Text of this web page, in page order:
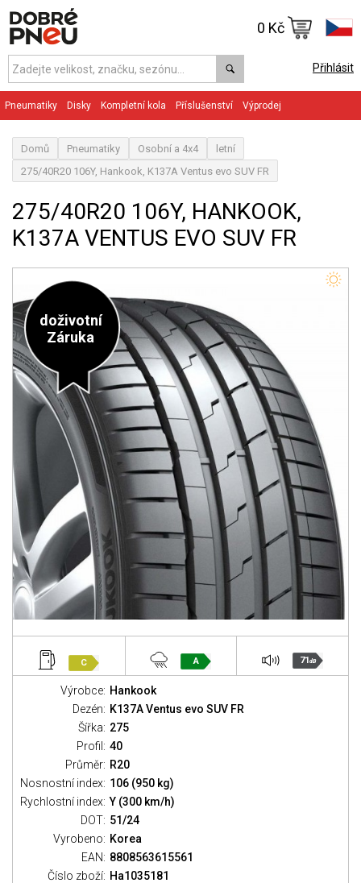
Přihlásit
0 Kč
Pneumatiky Disky Kompletní kola Příslušenství Výprodej
Domů Pneumatiky Osobní a 4x4
letní
275/40R20 106Y, Hankook, K137A Ventus evo SUV FR
275/40R20 106Y, HANKOOK,
K137A VENTUS EVO SUV FR
doživotní
Záruka
C A 71dB
Výrobce: Hankook
Dezén: K137A Ventus evo SUV FR
Šířka: 275
Profil: 40
Průměr: R20
Nosnostní index: 106 (950 kg)
Rychlostní index: Y (300 km/h)
DOT: 51/24
Vyrobeno: Korea
EAN: 8808563615561
Číslo zboží: Ha1035181